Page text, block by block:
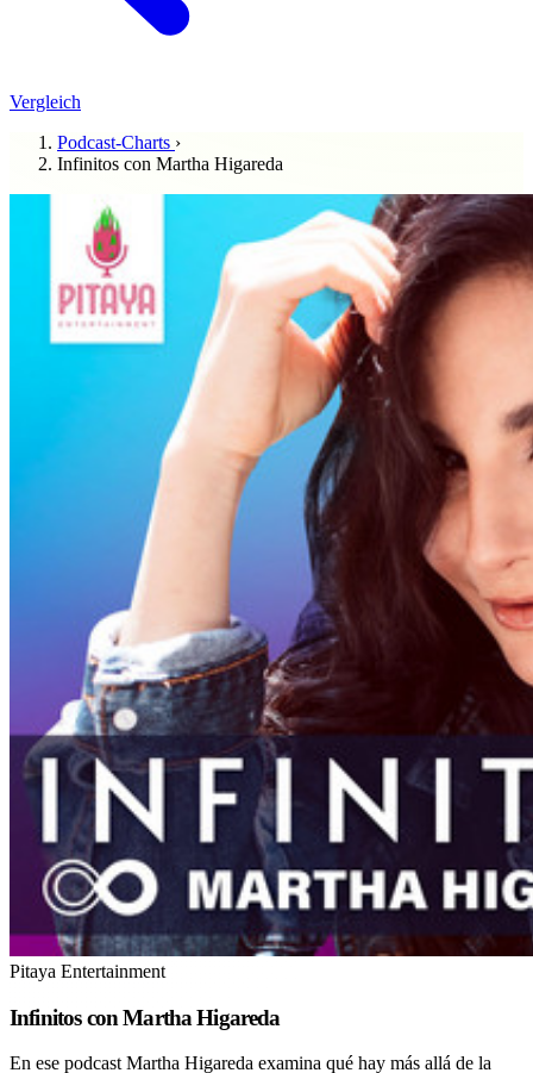
Vergleich
Podcast-Charts ›
Infinitos con Martha Higareda
Pitaya Entertainment
Infinitos con Martha Higareda
En ese podcast Martha Higareda examina qué hay más allá de la